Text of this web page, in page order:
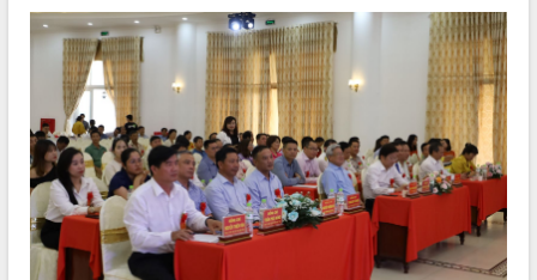
HỆ THỐNG VĂN BẢN
VĂN BẢN HĐND TỈNH
ĐIỂM TIN VĂN BẢN
QUY HOẠCH - KẾ HOẠCH